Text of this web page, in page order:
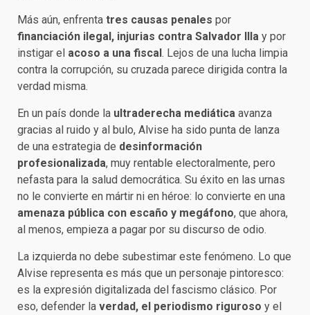
Más aún, enfrenta tres causas penales por
financiación ilegal, injurias contra Salvador Illa y por
instigar el acoso a una fiscal. Lejos de una lucha limpia
contra la corrupción, su cruzada parece dirigida contra la
verdad misma.
En un país donde la ultraderecha mediática avanza
gracias al ruido y al bulo, Alvise ha sido punta de lanza
de una estrategia de desinformación
profesionalizada, muy rentable electoralmente, pero
nefasta para la salud democrática. Su éxito en las urnas
no le convierte en mártir ni en héroe: lo convierte en una
amenaza pública con escaño y megáfono, que ahora,
al menos, empieza a pagar por su discurso de odio.
La izquierda no debe subestimar este fenómeno. Lo que
Alvise representa es más que un personaje pintoresco:
es la expresión digitalizada del fascismo clásico. Por
eso, defender la verdad, el periodismo riguroso y el